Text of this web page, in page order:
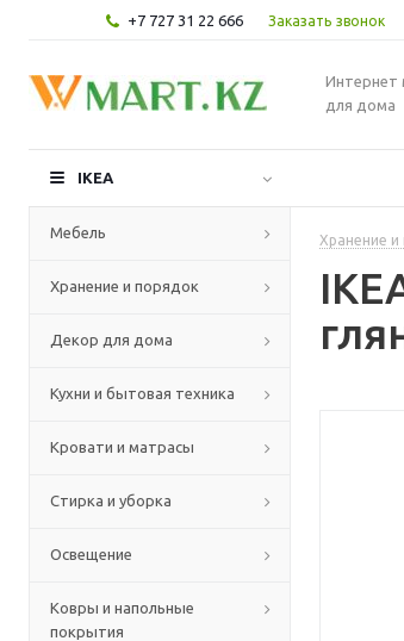
+7 727 31 22 666 Заказать звонок
Интернет
для дома
IKEA
Мебель
Хранение и порядок
Декор для дома
Кухни и бытовая техника
Кровати и матрасы
Стирка и уборка
Освещение
Ковры и напольные
покрытия
Хранение и